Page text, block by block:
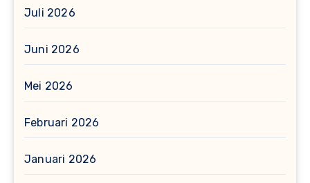
Juli 2026
Juni 2026
Mei 2026
Februari 2026
Januari 2026